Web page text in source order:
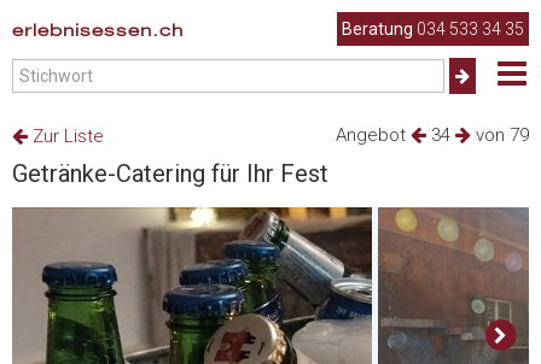
erlebnisessen.ch Beratung 034 533 34 35
Angebot 34 von 79
Zur Liste
Getränke-Catering für Ihr Fest